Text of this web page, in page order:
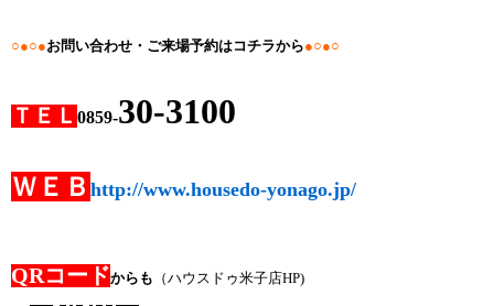
○●○●お問い合わせ・ご来場予約はコチラから●○●○
ＴＥＬ 0859-30-3100
ＷＥＢ http://www.housedo-yonago.jp/
QRコードからも （ハウスドゥ米子店HP)